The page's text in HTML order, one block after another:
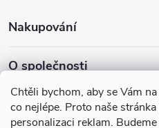
Chtěli bychom, aby se Vám
co nejlépe. Proto naše
personalizaci reklam.
u
Nakupování
O společnosti
Facebook